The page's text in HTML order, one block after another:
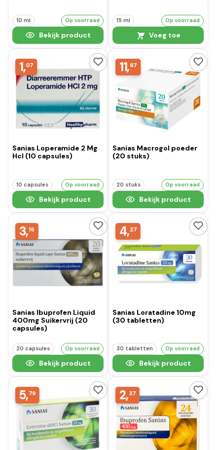
10 ml Op voorraad
Bekijk product
15 ml Op voorraad
Voeg toe
1,07
Sanias Loperamide 2 Mg
Hcl (10 capsules)
10 capsules Op voorraad
Bekijk product
11,67
Sanias Macrogol poeder
(20 stuks)
20 stuks Op voorraad
Bekijk product
3,16
Sanias Ibuprofen Liquid
400mg Suikervrij (20
capsules)
20 capsules Op voorraad
Bekijk product
4,27
Sanias Loratadine 10mg
(30 tabletten)
30 tabletten Op voorraad
Bekijk product
5,79 2,37